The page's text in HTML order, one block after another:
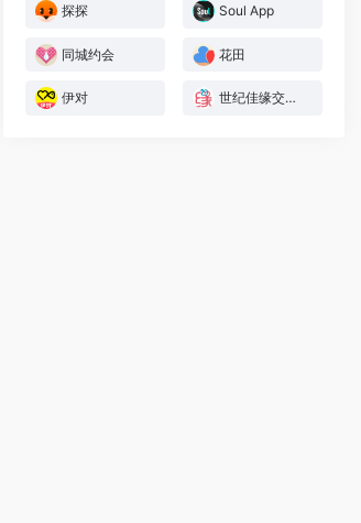
探探 Soul App
同城约会 花田
伊对 世纪佳缘交友网